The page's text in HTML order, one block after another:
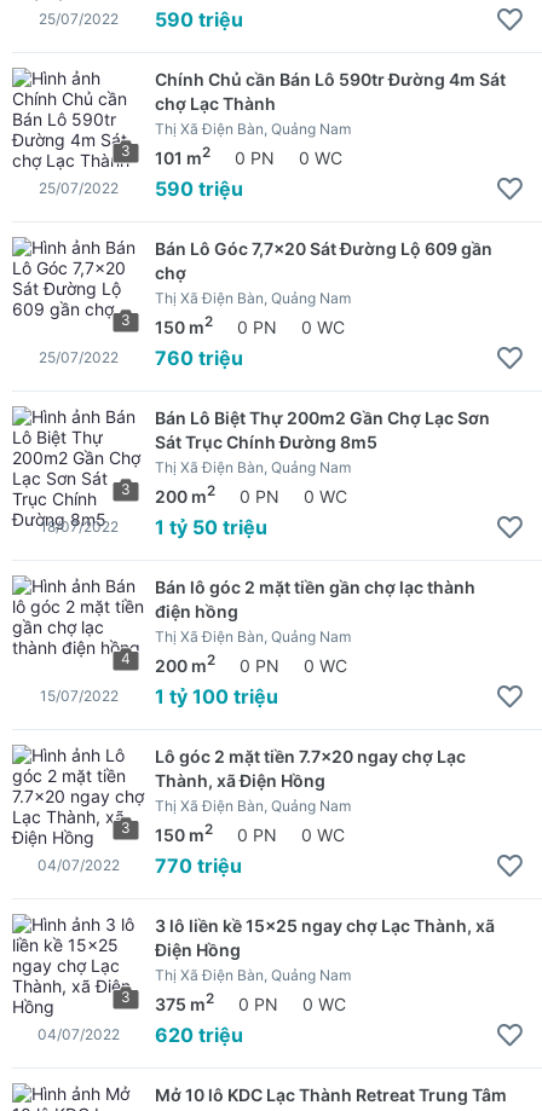
590 triệu
25/07/2022
3
Chính Chủ cần Bán Lô 590tr Đường 4m Sát
chợ Lạc Thành
Thị Xã Điện Bàn, Quảng Nam
101 m2 0 PN 0 WC
590 triệu
25/07/2022
3
Bán Lô Góc 7,7x20 Sát Đường Lộ 609 gần
chợ
Thị Xã Điện Bàn, Quảng Nam
150 m2 0 PN 0 WC
760 triệu
25/07/2022
3
Bán Lô Biệt Thự 200m2 Gần Chợ Lạc Sơn
Sát Trục Chính Đường 8m5
Thị Xã Điện Bàn, Quảng Nam
200 m2 0 PN 0 WC
1 tỷ 50 triệu
18/07/2022
4
Bán lô góc 2 mặt tiền gần chợ lạc thành
điện hồng
Thị Xã Điện Bàn, Quảng Nam
200 m2 0 PN 0 WC
1 tỷ 100 triệu
15/07/2022
3
Lô góc 2 mặt tiền 7.7x20 ngay chợ Lạc
Thành, xã Điện Hồng
Thị Xã Điện Bàn, Quảng Nam
150 m2 0 PN 0 WC
770 triệu
04/07/2022
3
3 lô liền kề 15x25 ngay chợ Lạc Thành, xã
Điện Hồng
Thị Xã Điện Bàn, Quảng Nam
375 m2 0 PN 0 WC
620 triệu
04/07/2022
Mở 10 lô KDC Lạc Thành Retreat Trung Tâm